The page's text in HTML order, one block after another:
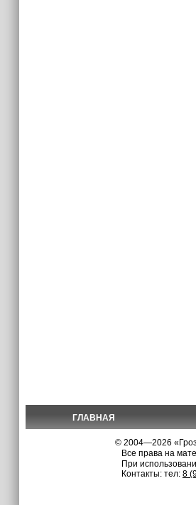
ГЛАВНАЯ
© 2004—2026
Все права на
При
Контакты: тел: 8